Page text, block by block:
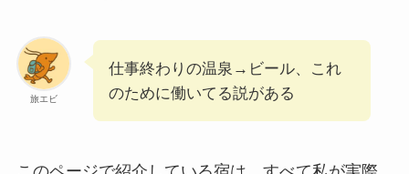
旅エビ
仕事終わりの温泉→ビール、これ
のために働いてる説がある